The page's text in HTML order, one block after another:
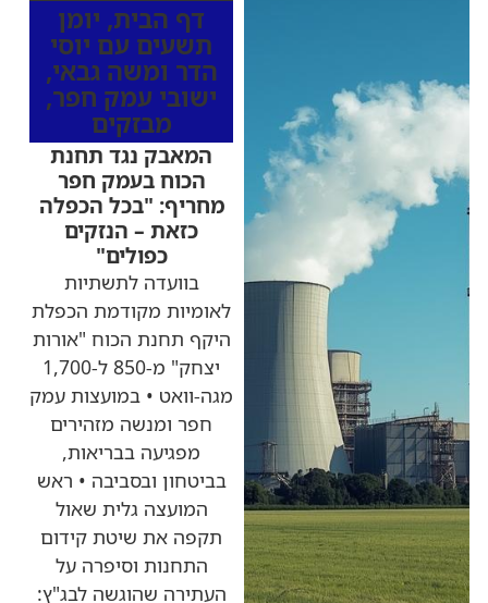
דף הבית, יומן
תשעים עם יוסי
הדר ומשה גבאי,
ישובי עמק חפר,
מבזקים
המאבק נגד תחנת
הכוח בעמק חפר
מחריף: "בכל הכפלה
כזאת – הנזקים
כפולים"
בוועדה לתשתיות
לאומיות מקודמת הכפלת
היקף תחנת הכוח "אורות
יצחק" מ-850 ל-1,700
מגה-וואט • במועצות עמק
חפר ומנשה מזהירים
מפגיעה בבריאות,
בביטחון ובסביבה • ראש
המועצה גלית שאול
תקפה את שיטת קידום
התחנות וסיפרה על
העתירה שהוגשה לבג"ץ: